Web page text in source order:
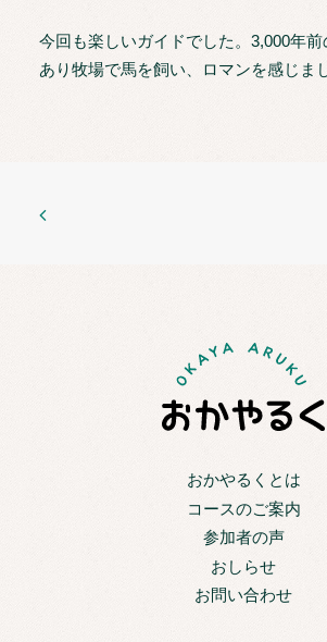
今回も楽しいガイドでした。3,000年
あり牧場で馬を飼い、ロマンを感じま
おかやるくとは
コースのご案内
参加者の声
おしらせ
お問い合わせ